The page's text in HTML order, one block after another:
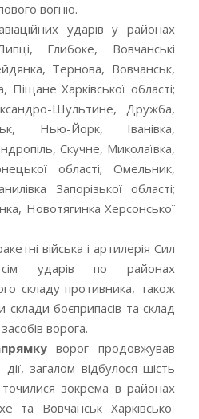
вогню.
ударів у районах
Глибоке, Вовчанські
Тернова, Вовчанськ,
Піщане Харківської області;
Шультине, Дружба,
Нью-Йорк, Іванівка,
Скучне, Миколаївка,
області; Омельник,
Запорізької області;
Новотягинка Херсонської
війська і артилерія Сил
ударів по районах
складу противника, також
боєприпасів та склад
ворога.
ворог продовжував
загалом відбулося шість
зокрема в районах
та Вовчанськ Харківської